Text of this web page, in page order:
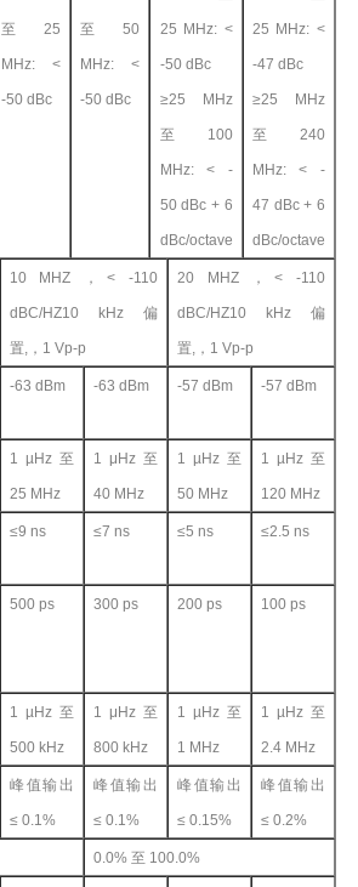
至 25
MHz: <
-50 dBc
至 50
MHz: <
-50 dBc
25 MHz: <
-50 dBc
≥25 MHz
至 100
MHz: < -
50 dBc + 6
dBc/octave
25 MHz: <
-47 dBc
≥25 MHz
至 240
MHz: < -
47 dBc + 6
dBc/octave
10 MHZ ，< -110
dBC/HZ10 kHz 偏
置,，1 Vp-p
20 MHZ ，< -110
dBC/HZ10 kHz 偏
置,，1 Vp-p
-63 dBm -63 dBm -57 dBm -57 dBm
1 µHz 至
25 MHz
1 μHz 至
40 MHz
1 µHz 至
50 MHz
1 µHz 至
120 MHz
≤9 ns ≤7 ns ≤5 ns ≤2.5 ns
500 ps 300 ps 200 ps 100 ps
1 µHz 至
500 kHz
1 μHz 至
800 kHz
1 µHz 至
1 MHz
1 µHz 至
2.4 MHz
峰值输出
≤ 0.1%
峰值输出
≤ 0.1%
峰值输出
≤ 0.15%
峰值输出
≤ 0.2%
0.0%至 100.0%